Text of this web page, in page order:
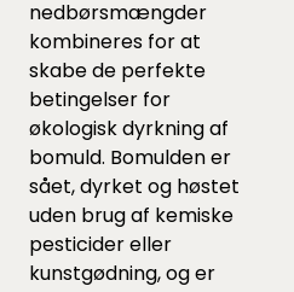
nedbørsmængder
kombineres for at
skabe de perfekte
betingelser for
økologisk dyrkning af
bomuld. Bomulden er
sået, dyrket og høstet
uden brug af kemiske
pesticider eller
kunstgødning, og er